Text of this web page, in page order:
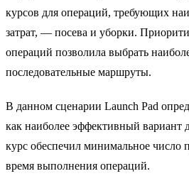
курсов для операций, требующих
затрат, — посева и уборки.
операций позволила выбрать
последовательные маршруты.
В данном сценарии Launch Pad
как наиболее эффективный вариант
курс обеспечил минимальное число
время выполнения операций.